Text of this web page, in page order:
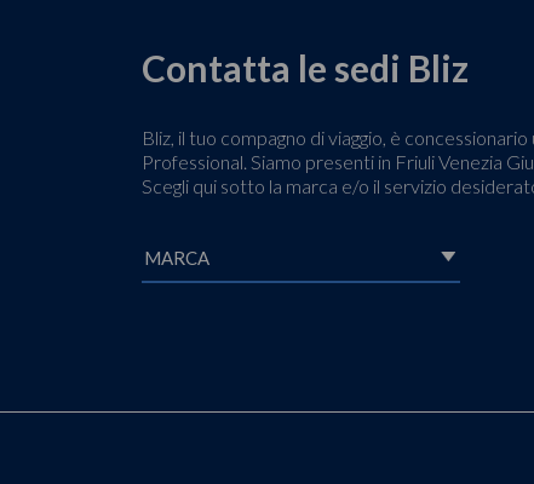
Contatta le sedi Bliz
Bliz, il tuo compagno di viaggio, è
Professional. Siamo presenti in Friuli Venezia
Scegli qui sotto la marca e/o il servizio